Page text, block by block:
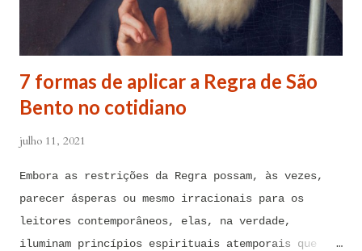
Maria, debaixo da poderosa proteção de São Miguel
Arcanjo e do meu Anjo da Guarda, para combater
contra todas as forças do mal, ações, ataques,
contaminações, armadilhas, en...
7 formas de aplicar a Regra de São
Bento no cotidiano
julho 11, 2021
Embora as restrições da Regra possam, às vezes,
parecer ásperas ou mesmo irracionais para os
leitores contemporâneos, elas, na verdade,
iluminam princípios espirituais atemporais que